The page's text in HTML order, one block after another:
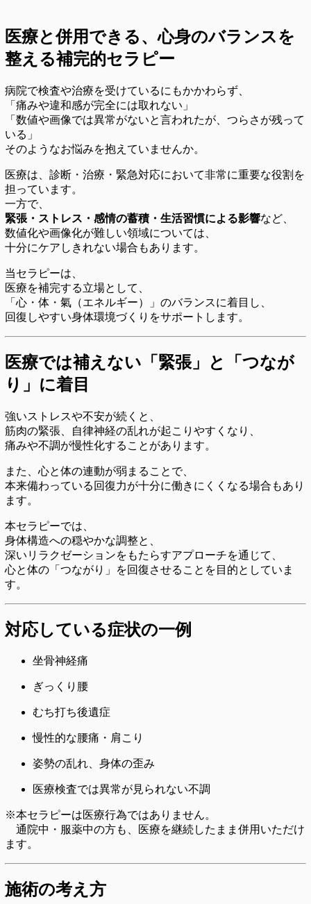
医療と併用できる、心身のバランスを
整える補完的セラピー
病院で検査や治療を受けているにもかかわらず、
「痛みや違和感が完全には取れない」
「数値や画像では異常がないと言われたが、つらさが残って
いる」
そのようなお悩みを抱えていませんか。
医療は、診断・治療・緊急対応において非常に重要な役割を
担っています。
一方で、
緊張・ストレス・感情の蓄積・生活習慣による影響など、
数値化や画像化が難しい領域については、
十分にケアしきれない場合もあります。
当セラピーは、
医療を補完する立場として、
「心・体・氣（エネルギー）」のバランスに着目し、
回復しやすい身体環境づくりをサポートします。
医療では補えない「緊張」と「つなが
り」に着目
強いストレスや不安が続くと、
筋肉の緊張、自律神経の乱れが起こりやすくなり、
痛みや不調が慢性化することがあります。
また、心と体の連動が弱まることで、
本来備わっている回復力が十分に働きにくくなる場合もあり
ます。
本セラピーでは、
身体構造への穏やかな調整と、
深いリラクゼーションをもたらすアプローチを通じて、
心と体の「つながり」を回復させることを目的としていま
す。
対応している症状の一例
坐骨神経痛
ぎっくり腰
むち打ち後遺症
慢性的な腰痛・肩こり
姿勢の乱れ、身体の歪み
医療検査では異常が見られない不調
※本セラピーは医療行為ではありません。
通院中・服薬中の方も、医療を継続したまま併用いただけ
ます。
施術の考え方